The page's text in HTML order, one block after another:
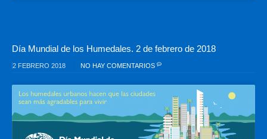
Día Mundial de los Humedales. 2 de febrero de 2018
2 FEBRERO 2018 NO HAY COMENTARIOS